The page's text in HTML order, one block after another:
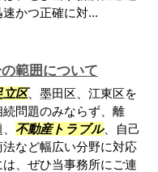
かつ正確に対...
範囲について
立区、墨田区、江東区を
問題のみならず、離
不動産トラブル、自己
など幅広い分野に対応
、ぜひ当事務所にご連